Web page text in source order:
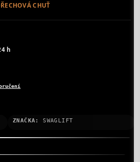
CHUŤ
h
ZNAČKA:SWAGLIFT